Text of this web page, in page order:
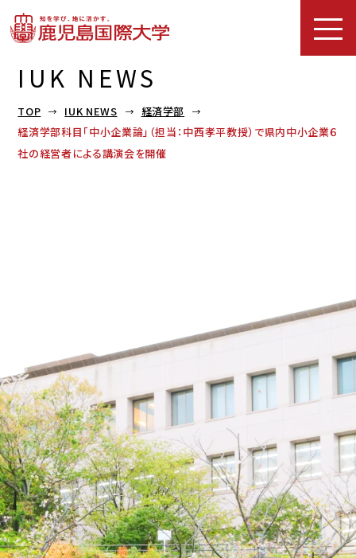
IUK NEWS
TOP IUK NEWS
経済学部
経済学部科目「中小企業論」（担当：中西孝平教授）で県内中小企業６
社の経営者による講演会を開催